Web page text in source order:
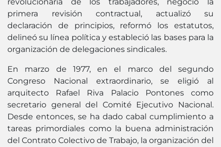
primera revisión contractual, actualizó su
declaración de principios, reformó los estatutos,
delineó su línea política y estableció las bases para la
organización de delegaciones sindicales.
En marzo de 1977, en el marco del segundo
Congreso Nacional extraordinario, se eligió al
arquitecto Rafael Riva Palacio Pontones como
secretario general del Comité Ejecutivo Nacional.
Desde entonces, se ha dado cabal cumplimiento a
tareas primordiales como la buena administración
del Contrato Colectivo de Trabajo, la organización del